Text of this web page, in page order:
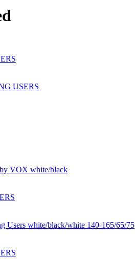
USERS
VOX white/black
Users white/black/white 140-165/65/75